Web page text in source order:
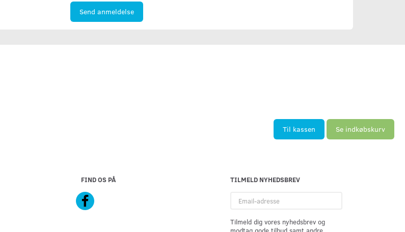
Send anmeldelse
Til kassen Se indkøbskurv
FIND OS PÅ
TILMELD NYHEDSBREV
adresse
Tilmeld dig vores nyhedsbrev og
modtag gode tilbud samt andre